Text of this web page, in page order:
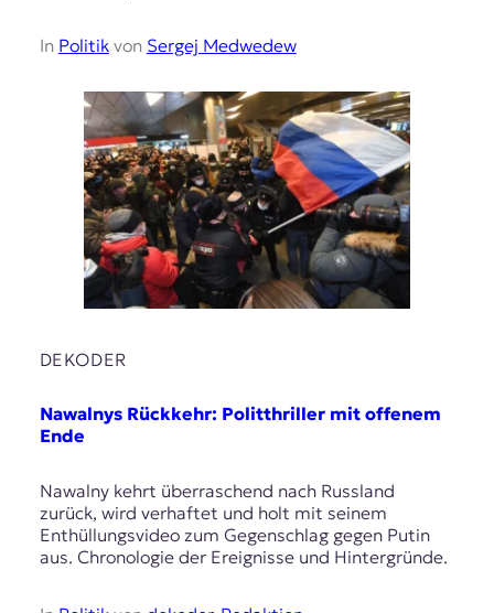
In Politikvon Sergej Medwedew
DEKODER
Nawalnys Rückkehr: Politthriller mit offenem
Ende
Nawalny kehrt überraschend nach Russland
zurück, wird verhaftet und holt mit seinem
Enthüllungsvideo zum Gegenschlag gegen Putin
aus. Chronologie der Ereignisse und Hintergründe.